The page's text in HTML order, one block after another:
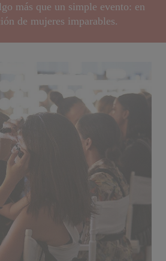
más que un simple evento: en
de mujeres imparables.